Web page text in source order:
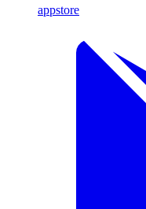
appstore